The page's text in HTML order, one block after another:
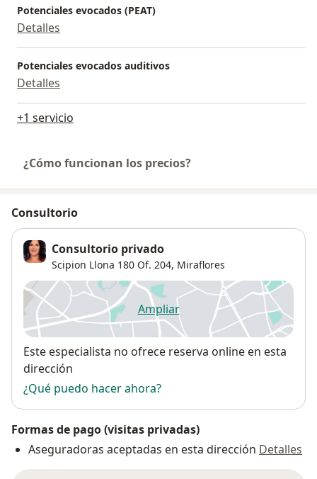
Potenciales evocados (PEAT)
Detalles
Potenciales evocados auditivos
Detalles
+1 servicio
¿Cómo funcionan los precios?
Consultorio
Consultorio privado
Scipion Llona 180 Of. 204, Miraflores
Ampliarse abre en una nueva
Disponibilidad
Este especialista no ofrece reserva online en esta
dirección
¿Qué puedo hacer ahora?
Formas de pago (visitas privadas)
Aseguradoras aceptadas en esta dirección Detalles